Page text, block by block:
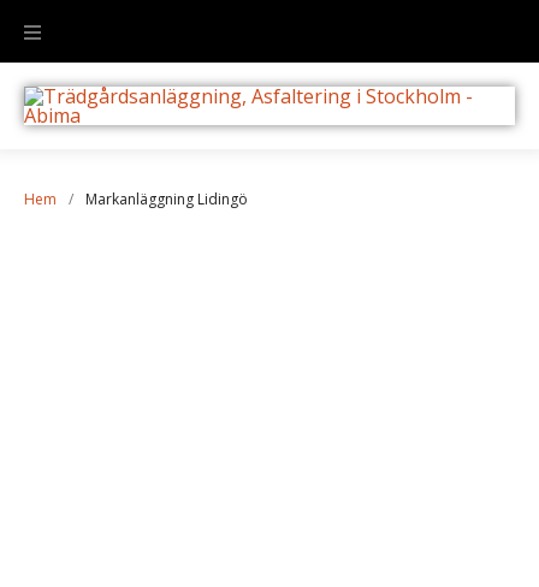
Hem / Markanläggning Lidingö